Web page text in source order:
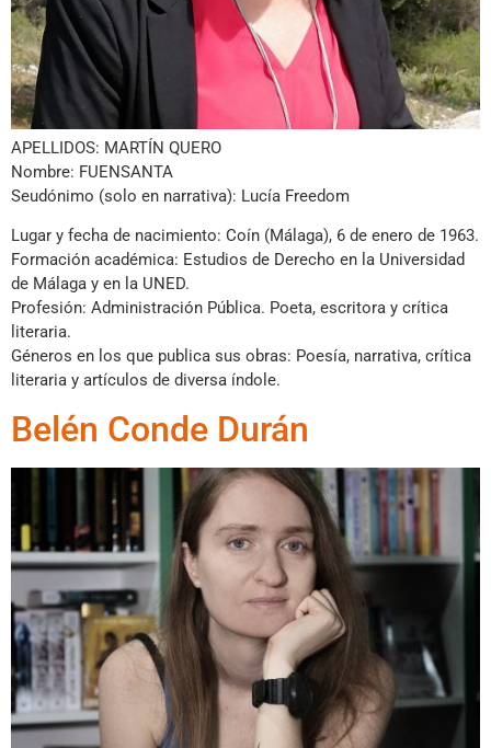
APELLIDOS: MARTÍN QUERO
Nombre: FUENSANTA
Seudónimo (solo en narrativa): Lucía Freedom
Lugar y fecha de nacimiento: Coín (Málaga), 6 de enero de 1963.
Formación académica: Estudios de Derecho en la Universidad
de Málaga y en la UNED.
Profesión: Administración Pública. Poeta, escritora y crítica
literaria.
Géneros en los que publica sus obras: Poesía, narrativa, crítica
literaria y artículos de diversa índole.
Belén Conde Durán